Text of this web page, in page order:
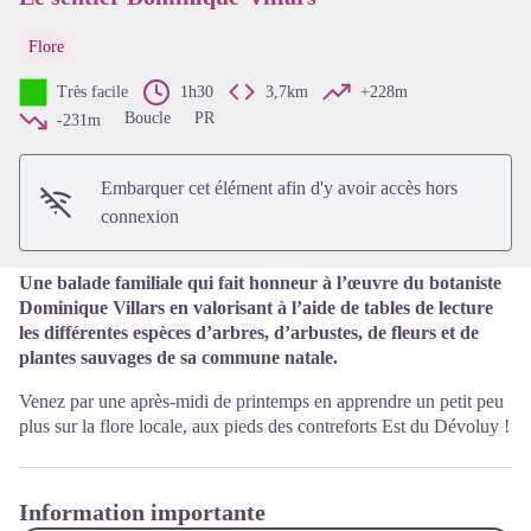
Voir l'image en plein écran
Flore
Très facile 1h30 3,7km
+228m
-231m
Boucle PR
Embarquer cet élément afin d'y avoir accès hors
connexion
Une balade familiale qui fait honneur à l’œuvre du botaniste
Dominique Villars en valorisant à l’aide de tables de lecture
les différentes espèces d’arbres, d’arbustes, de fleurs et de
plantes sauvages de sa commune natale.
Venez par une après-midi de printemps en apprendre un petit peu
plus sur la flore locale, aux pieds des contreforts Est du Dévoluy !
Information importante